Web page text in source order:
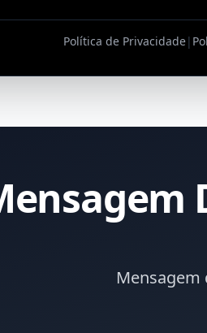
Política de Privacidade|
Mensagem